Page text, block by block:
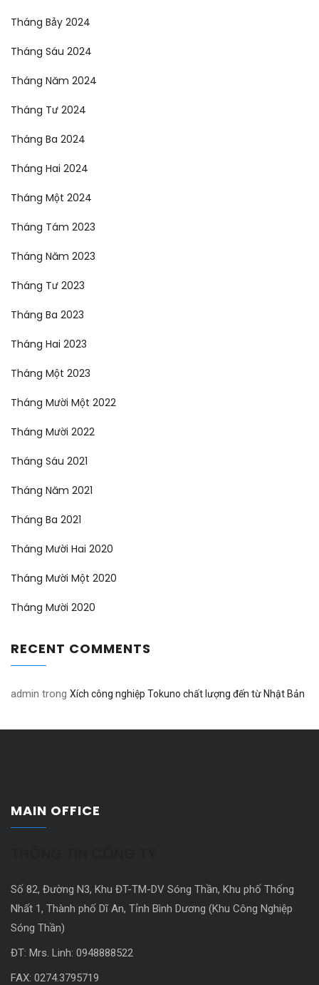
Tháng Bảy 2024
Tháng Sáu 2024
Tháng Năm 2024
Tháng Tư 2024
Tháng Ba 2024
Tháng Hai 2024
Tháng Một 2024
Tháng Tám 2023
Tháng Năm 2023
Tháng Tư 2023
Tháng Ba 2023
Tháng Hai 2023
Tháng Một 2023
Tháng Mười Một 2022
Tháng Mười 2022
Tháng Sáu 2021
Tháng Năm 2021
Tháng Ba 2021
Tháng Mười Hai 2020
Tháng Mười Một 2020
Tháng Mười 2020
RECENT COMMENTS
admin trong Xích công nghiệp Tokuno chất lượng đến từ Nhật Bản
MAIN OFFICE
Số 82, Đường N3, Khu ĐT-TM-DV Sóng Thần, Khu phố Thống
Nhất 1, Thành phố Dĩ An, Tỉnh Bình Dương (Khu Công Nghiệp
Sóng Thần)
ĐT: Mrs. Linh: 0948888522
FAX: 0274.3795719